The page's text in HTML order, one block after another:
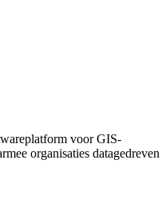
voor GIS-
organisaties datagedreven